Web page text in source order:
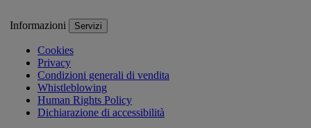
Informazioni Servizi
Cookies
Privacy
Condizioni generali di vendita
Whistleblowing
Human Rights Policy
Dichiarazione di accessibilità